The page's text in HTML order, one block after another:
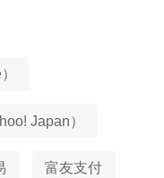
Japan）
富友支付